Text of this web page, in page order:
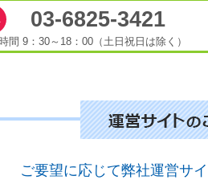
03-6825-3421
間 9：30～18：00（土日祝日は除く）
ご要望に応じて弊社運営サ